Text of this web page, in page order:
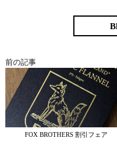
bo
ok
前の記事
FOX BROTHERS 割引フェア